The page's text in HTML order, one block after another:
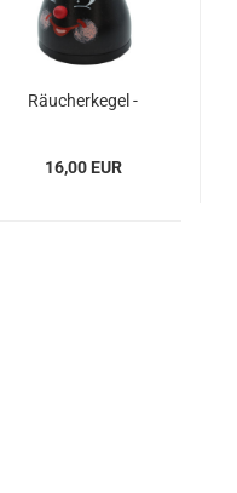
Räucherkegel -
16,00 EUR